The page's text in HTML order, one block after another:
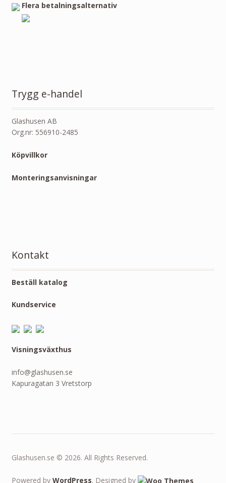
Flera betalningsalternativ
Trygg e-handel
Glashusen AB
Org.nr: 556910-2485
Köpvillkor
Monteringsanvisningar
Kontakt
Beställ katalog
Kundservice
Visningsväxthus
info@glashusen.se
Kapuragatan 3 Vretstorp
Glashusen.se © 2026. All Rights Reserved.
Powered by WordPress. Designed by